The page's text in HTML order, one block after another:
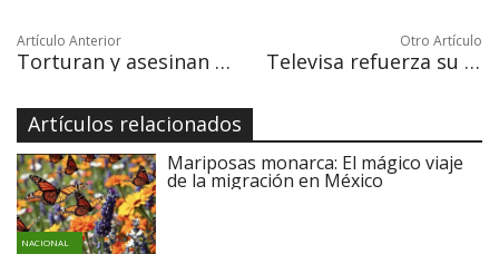
Artículo Anterior
Torturan y asesinan a tres estudiantes y a conductor de Uber en Puebla
Otro Artículo
Televisa refuerza su liderazgo tras la venta de Univision a grupo inversor
Artículos relacionados
NACIONAL
Mariposas monarca: El mágico viaje
de la migración en México